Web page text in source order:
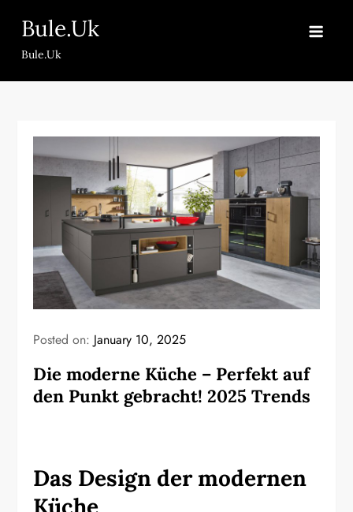
content
Bule.Uk
Bule.Uk
Posted on: January 10, 2025
Die moderne Küche – Perfekt auf
den Punkt gebracht! 2025 Trends
Das Design der modernen